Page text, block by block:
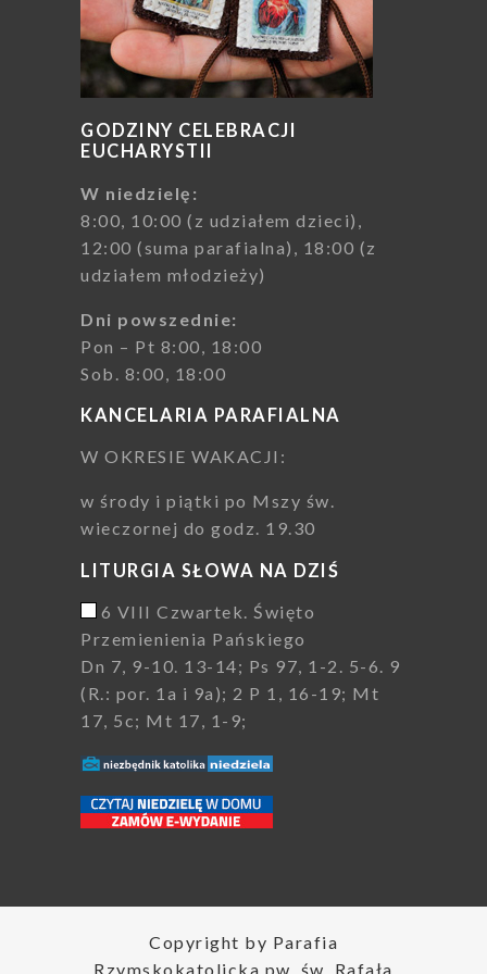
GODZINY CELEBRACJI
EUCHARYSTII
W niedzielę:
8:00, 10:00 (z udziałem dzieci),
12:00 (suma parafialna), 18:00 (z
udziałem młodzieży)
Dni powszednie:
Pon – Pt 8:00, 18:00
Sob. 8:00, 18:00
KANCELARIA PARAFIALNA
W OKRESIE WAKACJI:
w środy i piątki po Mszy św.
wieczornej do godz. 19.30
LITURGIA SŁOWA NA DZIŚ
6 VIII Czwartek. Święto
Przemienienia Pańskiego
Dn 7, 9-10. 13-14; Ps 97, 1-2. 5-6. 9
(R.: por. 1a i 9a); 2 P 1, 16-19; Mt
17, 5c; Mt 17, 1-9;
Copyright by Parafia
Rzymskokatolicka pw. św. Rafała